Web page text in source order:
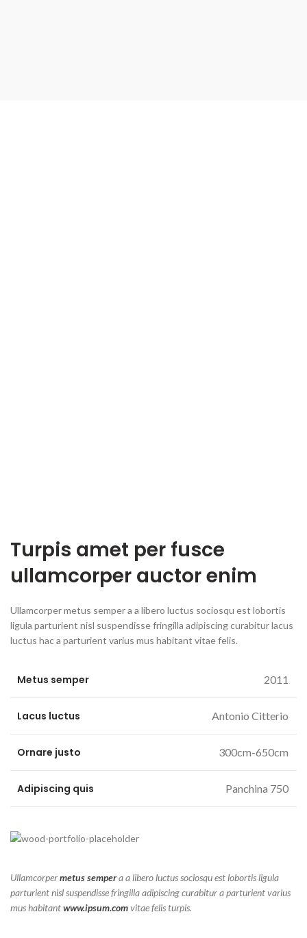
Turpis amet per fusce
ullamcorper auctor enim
Ullamcorper metus semper a a libero luctus sociosqu est lobortis
ligula parturient nisl suspendisse fringilla adipiscing curabitur lacus
luctus hac a parturient varius mus habitant vitae felis.
Metus semper 2011
Lacus luctus Antonio Citterio
Ornare justo 300cm-650cm
Adipiscing quis Panchina 750
Ullamcorpermetus sempera a libero luctus sociosqu est lobortis ligula
parturient nisl suspendisse fringilla adipiscing curabitur a parturient varius
mus habitantwww.ipsum.comvitae felis turpis.